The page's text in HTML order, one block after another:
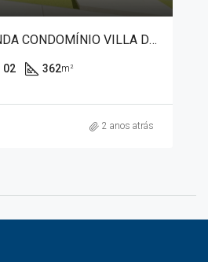
SOBRADO À VENDA CONDOMÍNIO VILLA DI CAPRI 3924
02 362m²
2 anos atrás